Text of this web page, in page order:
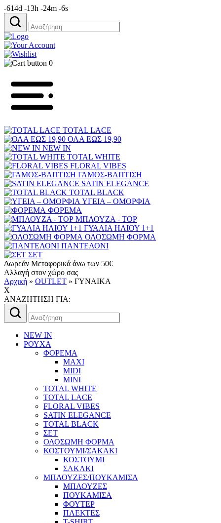
-614d -13h -24m -6s
Αναζήτηση
για:
0
TOTAL LACE
ΟΛΑ ΕΩΣ 19,90
NEW IN
TOTAL WHITE
FLORAL VIBES
ΓΑΜΟΣ-ΒΑΠΤΙΣΗ
SATIN ELEGANCE
TOTAL BLACK
ΥΓΕΙΑ – ΟΜΟΡΦΙΑ
ΦΟΡΕΜΑ
ΜΠΛΟΥΖΑ - TOP
ΓΥΑΛΙΑ ΗΛΙΟΥ 1+1
ΟΛΟΣΩΜΗ ΦΟΡΜΑ
ΠΑΝΤΕΛΟΝΙ
ΣΕΤ
Δωρεάν Μεταφορικά άνω των 50€
Αλλαγή στον χώρο σας
Αρχική » OUTLET » ΓΥΝΑΙΚΑ
X
AΝΑΖΗΤΗΣΗ ΓΙΑ:
Αναζήτηση
για:
NEW IN
ΡΟΥΧΑ
ΦΟΡΕΜΑ
MAXI
MIDI
MINI
TOTAL WHITE
TOTAL LACE
FLORAL VIBES
SATIN ELEGANCE
TOTAL BLACK
ΣΕΤ
ΟΛΟΣΩΜΗ ΦΟΡΜΑ
ΚΟΣΤΟΥΜΙ/ΣΑΚΑΚΙ
ΚΟΣΤΟΥΜΙ
ΣΑΚΑΚΙ
ΜΠΛΟΥΖΕΣ/ΠΟΥΚΑΜΙΣΑ
ΜΠΛΟΥΖΕΣ
ΠΟΥΚΑΜΙΣΑ
ΦΟΥΤΕΡ
ΠΛΕΚΤΕΣ